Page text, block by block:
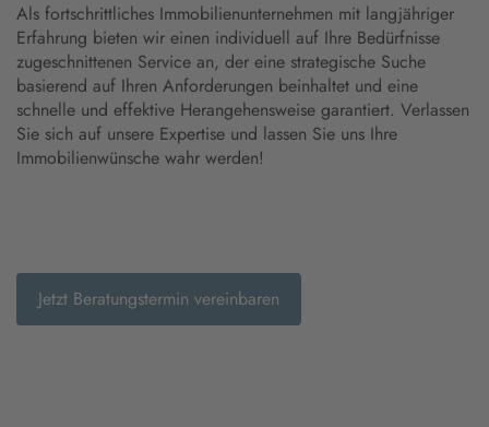
Als fortschrittliches Immobilienunternehmen mit langjähriger
Erfahrung bieten wir einen individuell auf Ihre Bedürfnisse
zugeschnittenen Service an, der eine strategische Suche
basierend auf Ihren Anforderungen beinhaltet und eine
schnelle und effektive Herangehensweise garantiert. Verlassen
Sie sich auf unsere Expertise und lassen Sie uns Ihre
Immobilienwünsche wahr werden!
Jetzt Beratungstermin vereinbaren